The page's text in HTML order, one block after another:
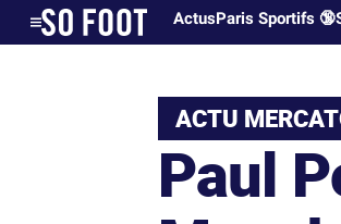
ActusParis Sportifs 🔞
ACTU
Paul